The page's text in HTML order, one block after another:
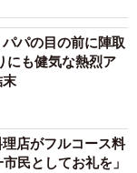
パパの目の前に陣取
も健気な熱烈ア
末
店がフルコース料
民としてお礼を」